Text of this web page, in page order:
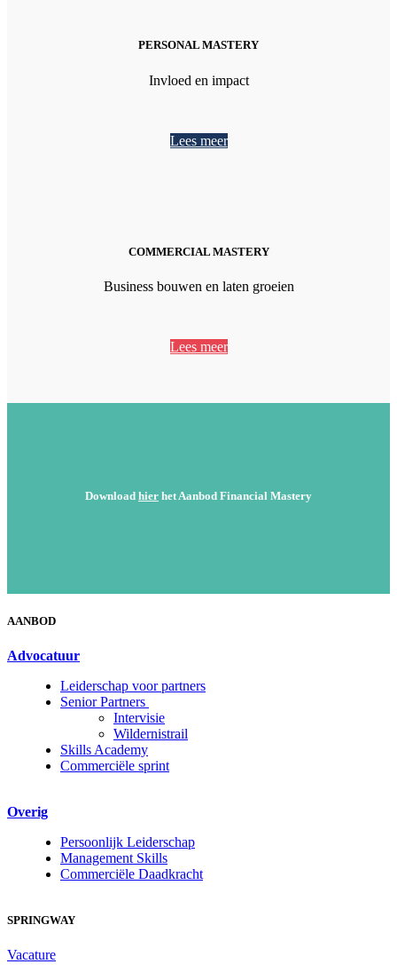
PERSONAL MASTERY
Invloed en impact
Lees meer
COMMERCIAL MASTERY
Business bouwen en laten groeien
Lees meer
Download hier het Aanbod Financial Mastery
AANBOD
Advocatuur
Leiderschap voor partners
Senior Partners
Intervisie
Wildernistrail
Skills Academy
Commerciële sprint
Overig
Persoonlijk Leiderschap
Management Skills
Commerciële Daadkracht
SPRINGWAY
Vacature